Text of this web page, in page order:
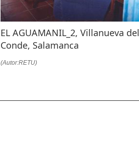
EL AGUAMANIL_2, Villanueva del
Conde, Salamanca
(Autor:RETU)